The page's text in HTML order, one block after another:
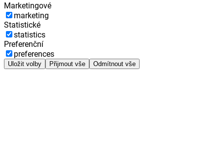
Marketingové
marketing
Statistické
statistics
Preferenční
preferences
Uložit volby Přijmout vše Odmítnout vše